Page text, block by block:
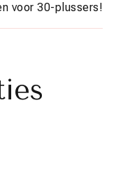
voor 30-plussers!